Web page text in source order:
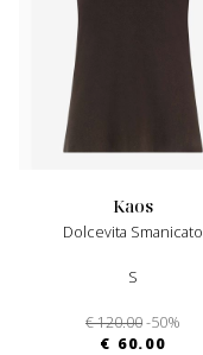
kaos
Dolcevita Smanicato
S
€ 120.00-50%
€ 60.00